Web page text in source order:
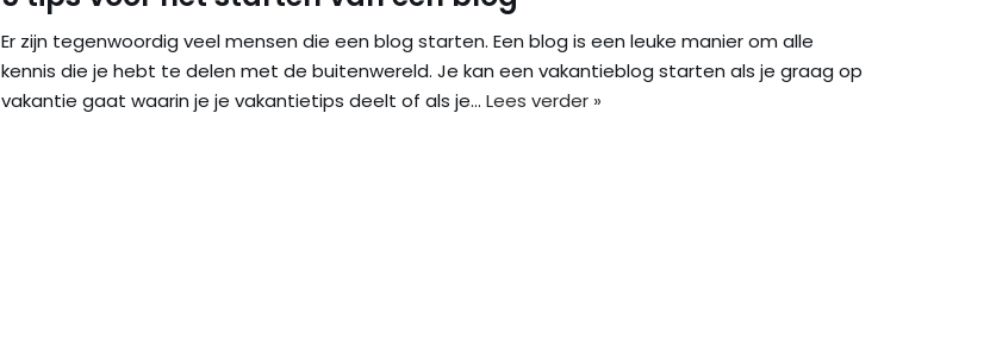
Er zijn tegenwoordig veel mensen die een blog starten. Een blog is een leuke manier om alle
kennis die je hebt te delen met de buitenwereld. Je kan een vakantieblog starten als je graag op
vakantie gaat waarin je je vakantietips deelt of als je… Lees verder »